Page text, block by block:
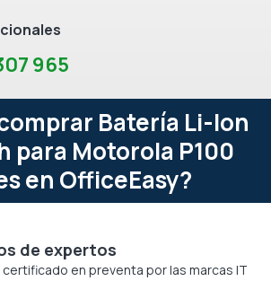
965
Batería Li-Ion
para Motorola P100
en OfficeEasy?
de expertos
en preventa por las marcas IT